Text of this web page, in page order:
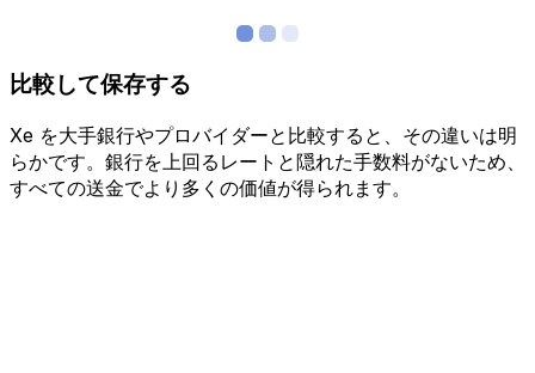
比較して保存する
Xe を大手銀行やプロバイダーと比較すると、その違いは明
らかです。銀行を上回るレートと隠れた手数料がないため、
すべての送金でより多くの価値が得られます。